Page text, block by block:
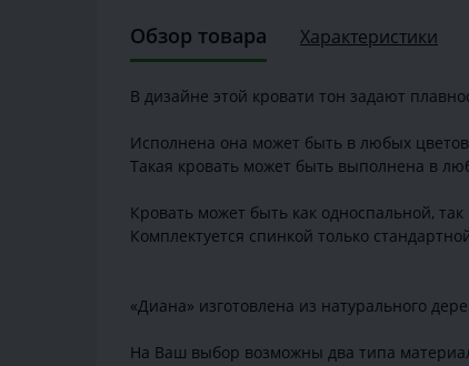
Обзор товара Характеристики
В дизайне этой кровати тон задают
Исполнена она может быть в любых
Такая кровать может быть выполнена в
Кровать может быть как односпальной, так
Комплектуется спинкой только
«Диана» изготовлена из натурального
На Ваш выбор возможны два типа